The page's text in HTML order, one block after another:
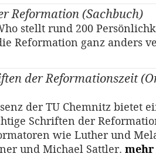
Reformation (Sachbuch)
stellt rund 200
Reformation ganz anders
der Reformationszeit
der TU Chemnitz bietet
Schriften der
wie Luther und
und Michael Sattler. mehr